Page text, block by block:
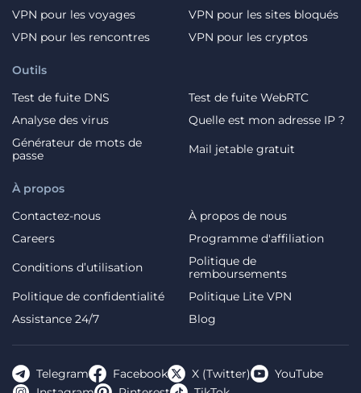
VPN pour les voyages
VPN pour les sites bloqués
VPN pour les rencontres
VPN pour les cryptos
À propos
Contactez-nous
À propos de nous
Careers
Programme d'affiliation
Conditions d’utilisation
Politique de
remboursements
Politique de confidentialité
Politique Lite VPN
Assistance 24/7
Blog
Outils
Test de fuite DNS
Test de fuite WebRTC
Analyse des virus
Quelle est mon adresse IP ?
Générateur de mots de
passe
Mail jetable gratuit
Telegram Facebook X (Twitter)
YouTube